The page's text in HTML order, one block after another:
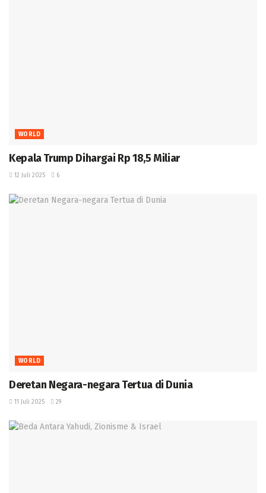
WORLD
Kepala Trump Dihargai Rp 18,5 Miliar
12 Juli 2025 6
WORLD
Deretan Negara-negara Tertua di Dunia
11 Juli 2025 29